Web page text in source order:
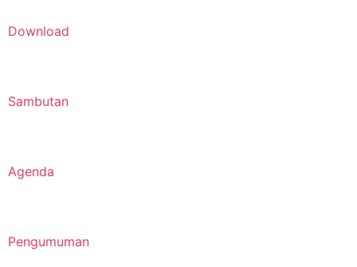
Download
Sambutan
Agenda
Pengumuman